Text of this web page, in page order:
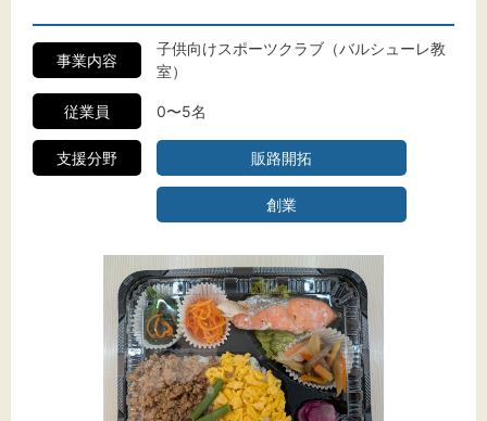
事業内容
子供向けスポーツクラブ（バルシューレ教
室）
従業員 0〜5名
支援分野 販路開拓
創業